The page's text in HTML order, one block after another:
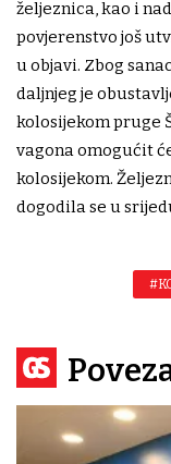
željeznica, kao i
povjerenstvo još
u objavi. Zbog
daljnjeg je
kolosijekom pruge
vagona omogućit
kolosijekom.
dogodila se u